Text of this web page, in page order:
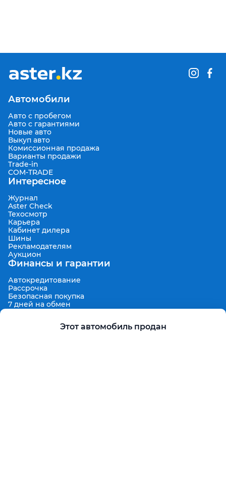
Этот автомобиль продан
Автомобили
Авто с пробегом
Авто с гарантиями
Новые авто
Выкуп авто
Комиссионная продажа
Варианты продажи
Trade-in
COM-TRADE
Интересное
Журнал
Aster Check
Техосмотр
Карьера
Кабинет дилера
Шины
Рекламодателям
Аукцион
Финансы и гарантии
Автокредитование
Рассрочка
Безопасная покупка
7 дней на обмен
Гарантированная цена выкупа